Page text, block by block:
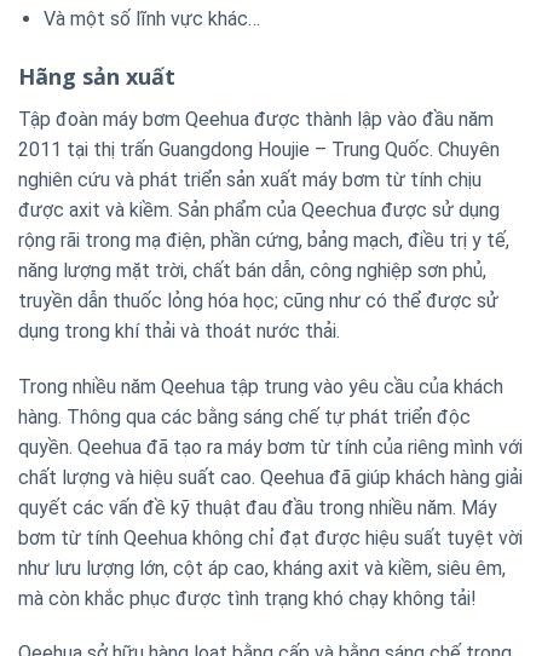
Và một số lĩnh vực khác…
Hãng sản xuất
Tập đoàn máy bơm Qeehua được thành lập vào đầu năm
2011 tại thị trấn Guangdong Houjie – Trung Quốc. Chuyên
nghiên cứu và phát triển sản xuất máy bơm từ tính chịu
được axit và kiềm. Sản phẩm của Qeechua được sử dụng
rộng rãi trong mạ điện, phần cứng, bảng mạch, điều trị y tế,
năng lượng mặt trời, chất bán dẫn, công nghiệp sơn phủ,
truyền dẫn thuốc lỏng hóa học; cũng như có thể được sử
dụng trong khí thải và thoát nước thải.
Trong nhiều năm Qeehua tập trung vào yêu cầu của khách
hàng. Thông qua các bằng sáng chế tự phát triển độc
quyền. Qeehua đã tạo ra máy bơm từ tính của riêng mình với
chất lượng và hiệu suất cao. Qeehua đã giúp khách hàng giải
quyết các vấn đề kỹ thuật đau đầu trong nhiều năm. Máy
bơm từ tính Qeehua không chỉ đạt được hiệu suất tuyệt vời
như lưu lượng lớn, cột áp cao, kháng axit và kiềm, siêu êm,
mà còn khắc phục được tình trạng khó chạy không tải!